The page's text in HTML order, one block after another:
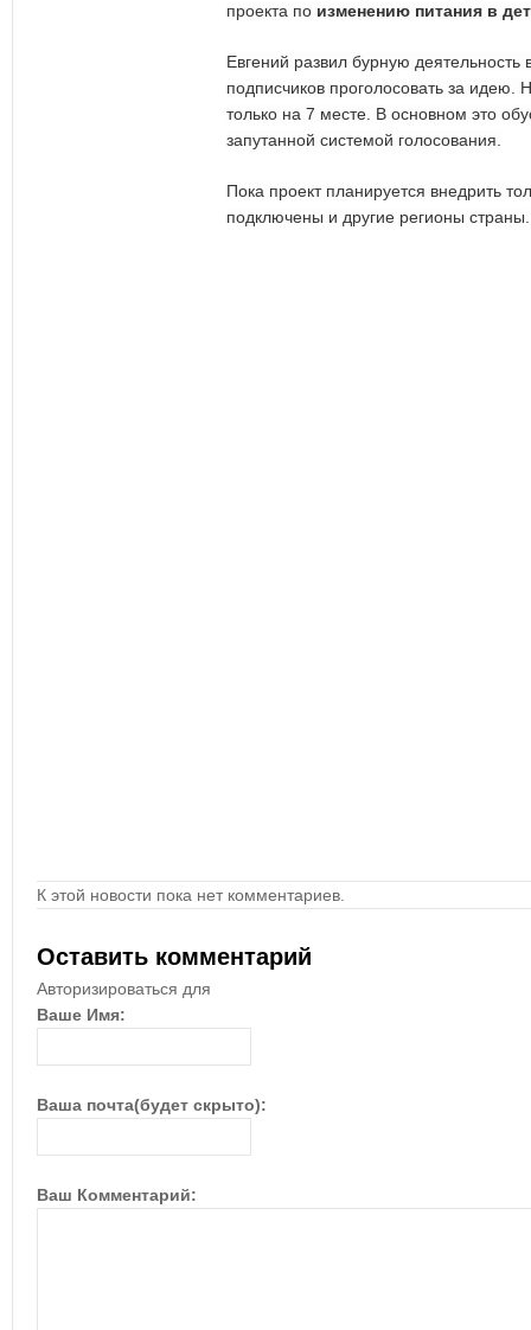
проекта по изменению питания в
Евгений развил бурную деятельность
подписчиков проголосовать за
только на 7 месте. В основном это
запутанной системой голосования.
Пока проект планируется внедрить
подключены и другие регионы страны.
К этой новости пока нет комментариев.
Оставить комментарий
Авторизироваться для
Ваше Имя:
Ваша почта(будет скрыто):
Ваш Комментарий: